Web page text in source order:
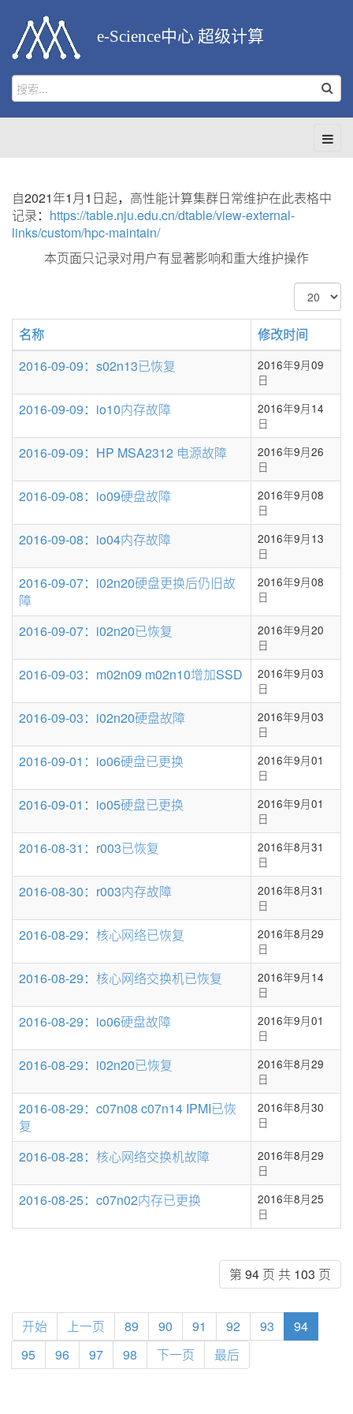
e-Science中心 超级计算
自2021年1月1日起，高性能计算集群日常维护在此表格中
记录： https://table.nju.edu.cn/dtable/view-external-
links/custom/hpc-maintain/
本页面只记录对用户有显著影响和重大维护操作
每
页
显
示
条
名称
修改时间
2016-09-09：s02n13已恢复
2016年9月09
日
2016-09-09：io10内存故障
2016年9月14
日
2016-09-09：HP MSA2312 电源故障
2016年9月26
日
2016-09-08：io09硬盘故障
2016年9月08
日
2016-09-08：io04内存故障
2016年9月13
日
2016-09-07：i02n20硬盘更换后仍旧故
障
2016年9月08
日
2016-09-07：i02n20已恢复
2016年9月20
日
2016-09-03：m02n09 m02n10增加SSD
2016年9月03
日
2016-09-03：i02n20硬盘故障
2016年9月03
日
2016-09-01：io06硬盘已更换
2016年9月01
日
2016-09-01：io05硬盘已更换
2016年9月01
日
2016-08-31：r003已恢复
2016年8月31
日
2016-08-30：r003内存故障
2016年8月31
日
2016-08-29：核心网络已恢复
2016年8月29
日
2016-08-29：核心网络交换机已恢复
2016年9月14
日
2016-08-29：io06硬盘故障
2016年9月01
日
2016-08-29：i02n20已恢复
2016年8月29
日
2016-08-29：c07n08 c07n14 IPMI已恢
复
2016年8月30
日
2016-08-28：核心网络交换机故障
2016年8月29
日
2016-08-25：c07n02内存已更换
2016年8月25
日
第 94 页 共 103 页
开始 上一页 89 90 91 92 93
94
95
96 97 98 下一页 最后